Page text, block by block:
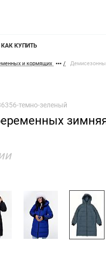
КАК КУПИТЬ
и кормящих
темно-зеленый